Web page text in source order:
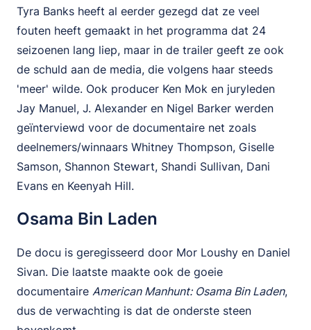
Tyra Banks heeft al eerder gezegd dat ze veel
fouten heeft gemaakt in het programma dat 24
seizoenen lang liep, maar in de trailer geeft ze ook
de schuld aan de media, die volgens haar steeds
'meer' wilde. Ook producer Ken Mok en juryleden
Jay Manuel, J. Alexander en Nigel Barker werden
geïnterviewd voor de documentaire net zoals
deelnemers/winnaars Whitney Thompson, Giselle
Samson, Shannon Stewart, Shandi Sullivan, Dani
Evans en Keenyah Hill.
Osama Bin Laden
De docu is geregisseerd door Mor Loushy en Daniel
Sivan. Die laatste maakte ook de goeie
documentaire American Manhunt: Osama Bin Laden,
dus de verwachting is dat de onderste steen